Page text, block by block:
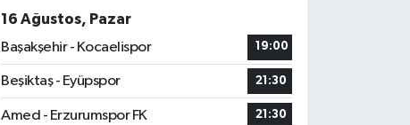
16 Ağustos, Pazar
Başakşehir - Kocaelispor
19:00
Beşiktaş - Eyüpspor 21:30
Amed - Erzurumspor FK 21:30